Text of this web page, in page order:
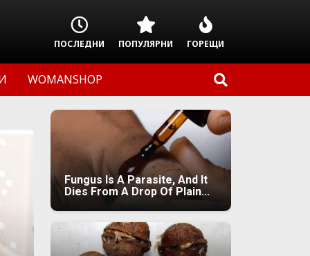
ПОСЛЕДНИ ПОПУЛЯРНИ ГОРЕЩИ
WOMANSHOP
Fungus Is A Parasite, And It
Dies From A Drop Of Plain...